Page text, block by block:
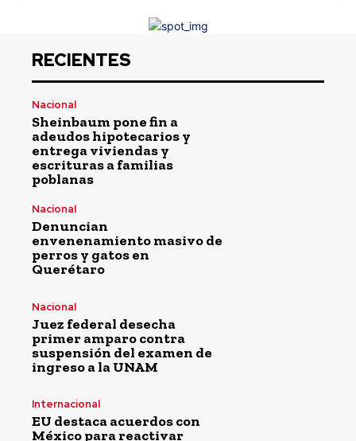
RECIENTES
Nacional
Sheinbaum pone fin a
adeudos hipotecarios y
entrega viviendas y
escrituras a familias
poblanas
Nacional
Denuncian
envenenamiento masivo de
perros y gatos en
Querétaro
Nacional
Juez federal desecha
primer amparo contra
suspensión del examen de
ingreso a la UNAM
Internacional
EU destaca acuerdos con
México para reactivar